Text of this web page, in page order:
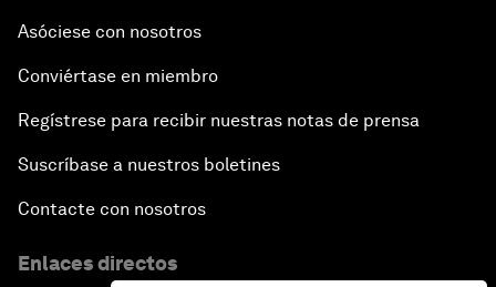
Asóciese con nosotros
Conviértase en miembro
Regístrese para recibir nuestras notas de prensa
Suscríbase a nuestros boletines
Contacte con nosotros
Enlaces directos